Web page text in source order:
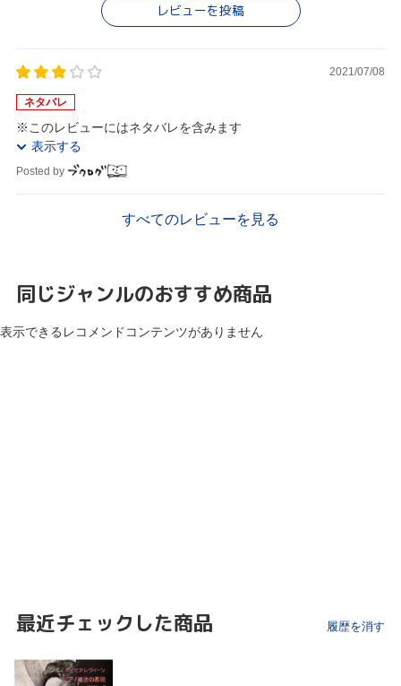
レビューを投稿
2021/07/08
ネタバレ
※このレビューにはネタバレを含みます
表示する
Posted by
すべてのレビューを見る
同じジャンルのおすすめ商品
表示できるレコメンドコンテンツがありません
最近チェックした商品 履歴を消す